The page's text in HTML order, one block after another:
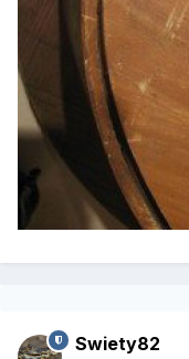
Swiety82